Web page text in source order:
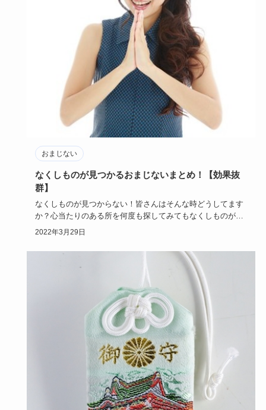
おまじない
なくしものが見つかるおまじないまとめ！【効果抜
群】
なくしものが見つからない！皆さんはそんな時どうしてます
か？心当たりのある所を何度も探してみてもなくしものが見
つからない時は…
2022年3月29日